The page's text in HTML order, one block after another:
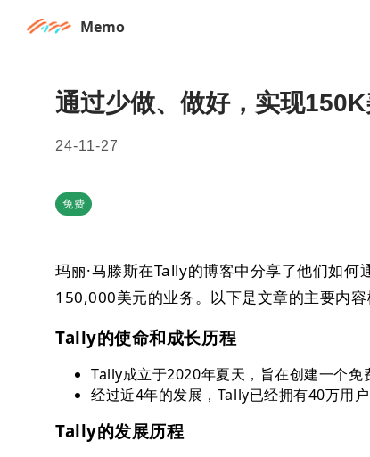
Memo
通过少做、做好，实现
24-11-27
免费
玛丽·马滕斯在Tally的博客中分享了他们如
150,000美元的业务。以下是文章的主要内容
Tally的使命和成长历程
Tally成立于2020年夏天，旨在创建一个免
经过近4年的发展，Tally已经拥有40万用
Tally的发展历程